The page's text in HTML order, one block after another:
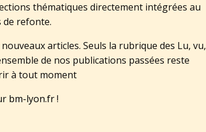
thématiques directement intégrées au
de refonte.
articles. Seuls la rubrique des Lu, vu,
de nos publications passées reste
à tout moment
bm-lyon.fr!